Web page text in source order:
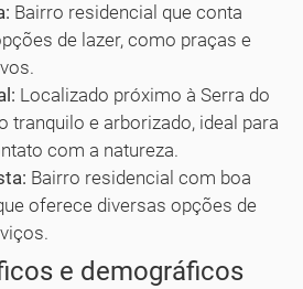
Bairro residencial que conta
de lazer, como praças e
Localizado próximo à Serra do
tranquilo e arborizado, ideal para
com a natureza.
Bairro residencial com boa
oferece diversas opções de
e demográficos